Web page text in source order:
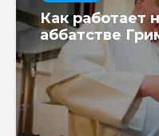
Как работает
аббатстве